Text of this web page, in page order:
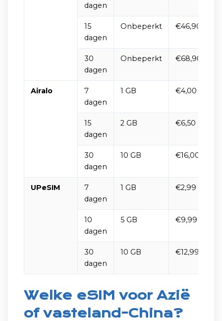
dagen
15
dagen
Onbeperkt €46,90
30
dagen
Onbeperkt €68,90
Airalo
7
dagen
1 GB €4,00
15
dagen
2 GB €6,50
30
dagen
10 GB €16,00
UPeSIM
7
dagen
1 GB €2,99
10
dagen
5 GB €9,99
30
dagen
10 GB €12,99
Welke eSIM voor Azië
of vasteland-China?